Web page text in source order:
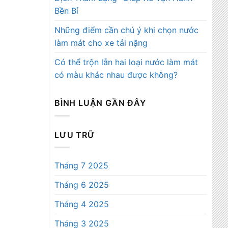
Bền Bỉ
Những điểm cần chú ý khi chọn nước
làm mát cho xe tải nặng
Có thể trộn lẫn hai loại nước làm mát
có màu khác nhau được không?
BÌNH LUẬN GẦN ĐÂY
LƯU TRỮ
Tháng 7 2025
Tháng 6 2025
Tháng 4 2025
Tháng 3 2025